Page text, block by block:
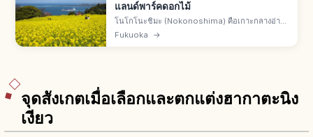
แลนด์พาร์คดอกไม้
โนโกโนะชิมะ (Nokonoshima) คือเกาะกลางอ่าว
ฮากาตะ จ.ฟุกุโอกะ จากท่าเรือเมย์โนะฮามะเรือ
Fukuoka →
จุดสังเกตเมื่อเลือกและตกแต่งฮากาตะนิง
เงียว